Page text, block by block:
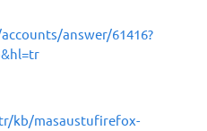
answer/61416?
kb/masaustufirefox-